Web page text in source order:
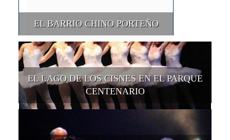
EL BARRIO CHINO PORTEÑO
EL LAGO DE LOS CISNES EN EL PARQUE
CENTENARIO